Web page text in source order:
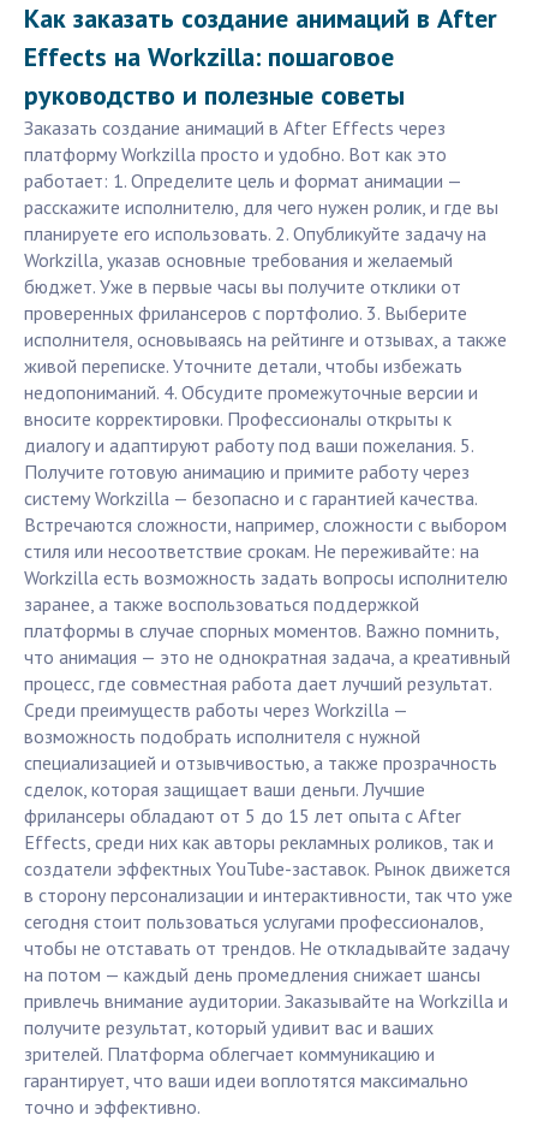
Как заказать создание анимаций в After
Effects на Workzilla: пошаговое
руководство и полезные советы
Заказать создание анимаций в After Effects через
платформу Workzilla просто и удобно. Вот как это
работает: 1. Определите цель и формат анимации —
расскажите исполнителю, для чего нужен ролик, и где вы
планируете его использовать. 2. Опубликуйте задачу на
Workzilla, указав основные требования и желаемый
бюджет. Уже в первые часы вы получите отклики от
проверенных фрилансеров с портфолио. 3. Выберите
исполнителя, основываясь на рейтинге и отзывах, а также
живой переписке. Уточните детали, чтобы избежать
недопониманий. 4. Обсудите промежуточные версии и
вносите корректировки. Профессионалы открыты к
диалогу и адаптируют работу под ваши пожелания. 5.
Получите готовую анимацию и примите работу через
систему Workzilla — безопасно и с гарантией качества.
Встречаются сложности, например, сложности с выбором
стиля или несоответствие срокам. Не переживайте: на
Workzilla есть возможность задать вопросы исполнителю
заранее, а также воспользоваться поддержкой
платформы в случае спорных моментов. Важно помнить,
что анимация — это не однократная задача, а креативный
процесс, где совместная работа дает лучший результат.
Среди преимуществ работы через Workzilla —
возможность подобрать исполнителя с нужной
специализацией и отзывчивостью, а также прозрачность
сделок, которая защищает ваши деньги. Лучшие
фрилансеры обладают от 5 до 15 лет опыта с After
Effects, среди них как авторы рекламных роликов, так и
создатели эффектных YouTube-заставок. Рынок движется
в сторону персонализации и интерактивности, так что уже
сегодня стоит пользоваться услугами профессионалов,
чтобы не отставать от трендов. Не откладывайте задачу
на потом — каждый день промедления снижает шансы
привлечь внимание аудитории. Заказывайте на Workzilla и
получите результат, который удивит вас и ваших
зрителей. Платформа облегчает коммуникацию и
гарантирует, что ваши идеи воплотятся максимально
точно и эффективно.